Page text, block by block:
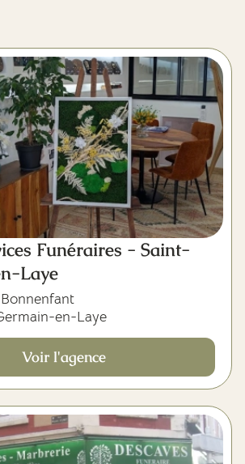
Funéraires - Saint-
Laye
en-Laye
Voir l'agence